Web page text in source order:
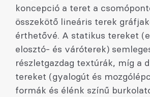
koncepció a teret a
összekötő lineáris terek
érthetővé. A statikus tereket
elosztó- és váróterek)
részletgazdag textúrák, míg a
tereket (gyalogút és
formák és élénk színű